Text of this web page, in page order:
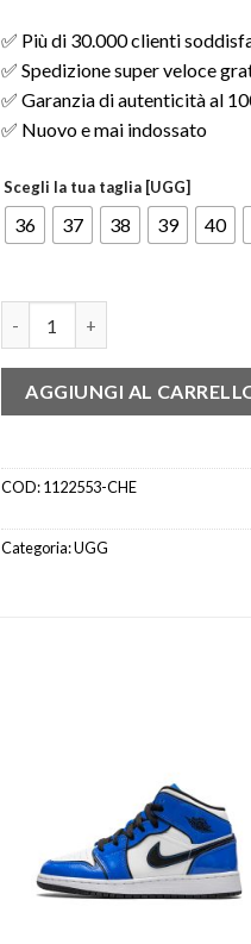
✅ Più di 30.000 clienti
✅ Spedizione super veloce
✅ Garanzia di autenticità al
✅ Nuovo e mai indossato
Scegli la tua taglia [UGG]
36 37 38 39 40
AGGIUNGI AL
COD:1122553-CHE
Categoria:UGG